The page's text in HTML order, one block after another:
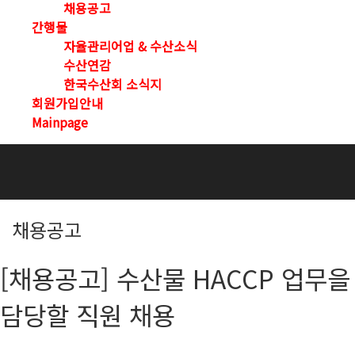
채용공고
간행물
자율관리어업 & 수산소식
수산연감
한국수산회 소식지
회원가입안내
Mainpage
채용공고
[채용공고] 수산물 HACCP 업무을
담당할 직원 채용